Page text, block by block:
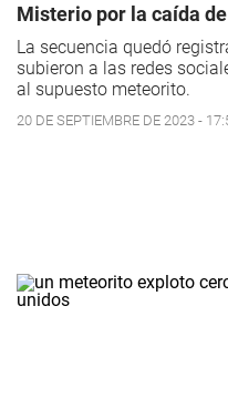
Misterio por la caída
La secuencia quedó
subieron a las redes
al supuesto meteorito.
20 DE SEPTIEMBRE DE 2023 -